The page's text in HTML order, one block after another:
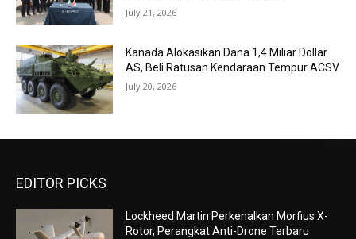
July 21, 2026
Kanada Alokasikan Dana 1,4 Miliar Dollar
AS, Beli Ratusan Kendaraan Tempur ACSV
July 20, 2026
EDITOR PICKS
Lockheed Martin Perkenalkan Morfius X-
Rotor, Perangkat Anti-Drone Terbaru